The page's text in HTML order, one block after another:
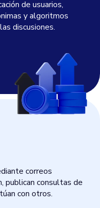
de usuarios,
y algoritmos
discusiones.
correos
publican consultas de
con otros.